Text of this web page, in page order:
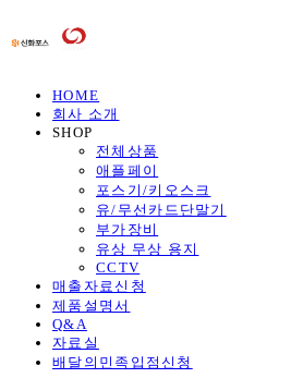
HOME
회사 소개
SHOP
전체상품
애플페이
포스기/키오스크
유/무선카드단말기
부가장비
유상 무상 용지
CCTV
매출자료신청
제품설명서
Q&A
자료실
배달의민족입점신청